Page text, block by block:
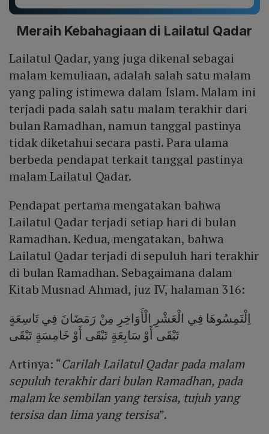
Meraih Kebahagiaan di Lailatul Qadar
Lailatul Qadar, yang juga dikenal sebagai
malam kemuliaan, adalah salah satu malam
yang paling istimewa dalam Islam. Malam ini
terjadi pada salah satu malam terakhir dari
bulan Ramadhan, namun tanggal pastinya
tidak diketahui secara pasti. Para ulama
berbeda pendapat terkait tanggal pastinya
malam Lailatul Qadar.
Pendapat pertama mengatakan bahwa
Lailatul Qadar terjadi setiap hari di bulan
Ramadhan. Kedua, mengatakan, bahwa
Lailatul Qadar terjadi di sepuluh hari terakhir
di bulan Ramadhan. Sebagaimana dalam
Kitab Musnad Ahmad, juz IV, halaman 316:
اِلْتَمِسُوهَا فِي الْعَشْرِ الْأَوَاخِرِ مِنْ رَمَضَانَ فِي تَاسِعَةٍ
تَبْقَى أَوْ سَابِعَةٍ تَبْقَى أَوْ خَامِسَةٍ تَبْقَى
Artinya: “Carilah Lailatul Qadar pada malam
sepuluh terakhir dari bulan Ramadhan, pada
malam ke sembilan yang tersisa, tujuh yang
tersisa dan lima yang tersisa”.